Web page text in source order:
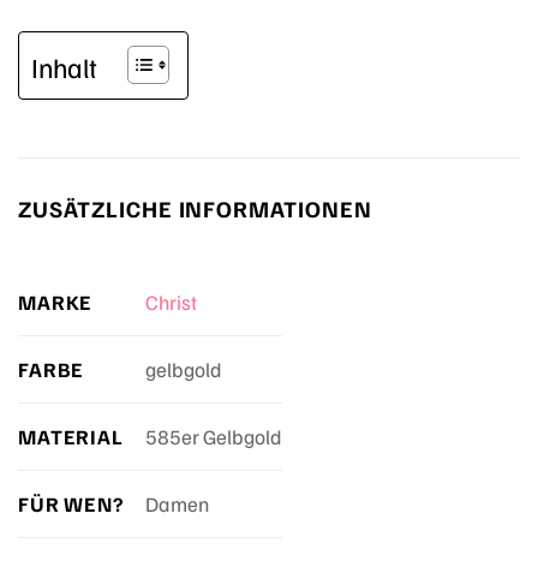
Inhalt
ZUSÄTZLICHE INFORMATIONEN
MARKE Christ
FARBE gelbgold
MATERIAL 585er Gelbgold
FÜR WEN? Damen